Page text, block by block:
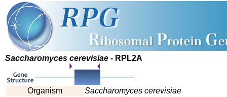
Saccharomyces cerevisiae - RPL2A
Organism
Saccharomyces cerevisiae